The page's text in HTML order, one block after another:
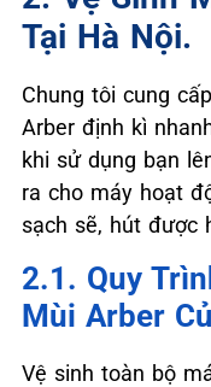
Tại Hà Nội.
Chung tôi cung
Arber định kì
khi sử dụng bạn
ra cho máy hoạt
sạch sẽ, hút được
2.1. Quy
Mùi Arber
Vệ sinh toàn bộ